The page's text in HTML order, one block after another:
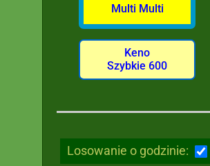
Multi Multi
Keno
Szybkie 600
Losowanie o godzinie: